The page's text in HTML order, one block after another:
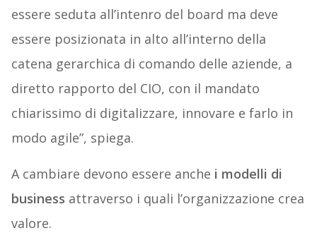
essere seduta all’intenro del board ma deve
essere posizionata in alto all’interno della
catena gerarchica di comando delle aziende, a
diretto rapporto del CIO, con il mandato
chiarissimo di digitalizzare, innovare e farlo in
modo agile”, spiega.
A cambiare devono essere anche i modelli di
business attraverso i quali l’organizzazione crea
valore.